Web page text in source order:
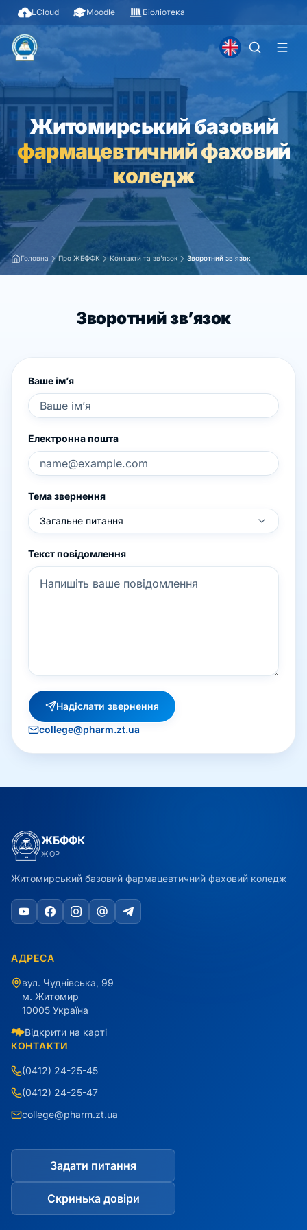
LCloud Moodle Бібліотека
Житомирський базовий
фармацевтичний фаховий
коледж
Головна Про ЖБФФК Контакти та зв'язок Зворотний зв'язок
Зворотний зв’язок
Ваше ім’я
Електронна пошта
Тема звернення
Загальне питання
Текст повідомлення
Надіслати звернення
college@pharm.zt.ua
ЖБФФК
ЖОР
Житомирський базовий фармацевтичний фаховий коледж
АДРЕСА
вул. Чуднівська, 99
м. Житомир
10005 Україна
Відкрити на карті
КОНТАКТИ
(0412) 24-25-45
(0412) 24-25-47
college@pharm.zt.ua
Задати питання
Скринька довіри